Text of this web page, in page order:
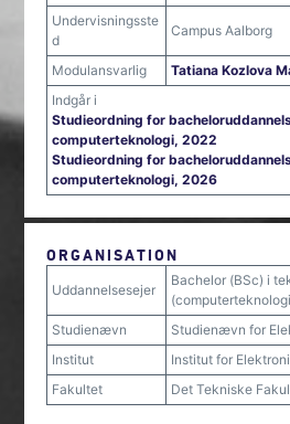
Undervisningsste
d
Campus Aalborg
Modulansvarlig
Tatiana Kozlova
Indgår i
Studieordning for
computerteknologi, 2022
Studieordning for
computerteknologi, 2026
ORGANISATION
Uddannelsesejer
Bachelor (BSc) i
Studienævn
Studienævn for
Institut
Institut for
Fakultet
Det Tekniske